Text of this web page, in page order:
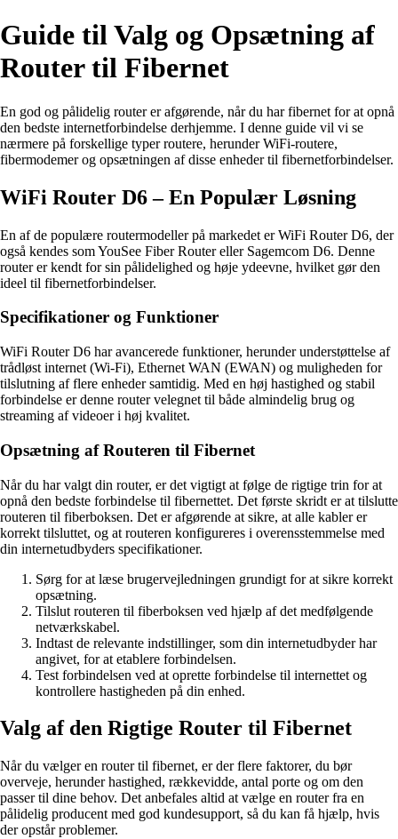
Guide til Valg og Opsætning af
Router til Fibernet
En god og pålidelig router er afgørende, når du har fibernet for at opnå
den bedste internetforbindelse derhjemme. I denne guide vil vi se
nærmere på forskellige typer routere, herunder WiFi-routere,
fibermodemer og opsætningen af disse enheder til fibernetforbindelser.
WiFi Router D6 – En Populær Løsning
En af de populære routermodeller på markedet er WiFi Router D6, der
også kendes som YouSee Fiber Router eller Sagemcom D6. Denne
router er kendt for sin pålidelighed og høje ydeevne, hvilket gør den
ideel til fibernetforbindelser.
Specifikationer og Funktioner
WiFi Router D6 har avancerede funktioner, herunder understøttelse af
trådløst internet (Wi-Fi), Ethernet WAN (EWAN) og muligheden for
tilslutning af flere enheder samtidig. Med en høj hastighed og stabil
forbindelse er denne router velegnet til både almindelig brug og
streaming af videoer i høj kvalitet.
Opsætning af Routeren til Fibernet
Når du har valgt din router, er det vigtigt at følge de rigtige trin for at
opnå den bedste forbindelse til fibernettet. Det første skridt er at tilslutte
routeren til fiberboksen. Det er afgørende at sikre, at alle kabler er
korrekt tilsluttet, og at routeren konfigureres i overensstemmelse med
din internetudbyders specifikationer.
Sørg for at læse brugervejledningen grundigt for at sikre korrekt
opsætning.
Tilslut routeren til fiberboksen ved hjælp af det medfølgende
netværkskabel.
Indtast de relevante indstillinger, som din internetudbyder har
angivet, for at etablere forbindelsen.
Test forbindelsen ved at oprette forbindelse til internettet og
kontrollere hastigheden på din enhed.
Valg af den Rigtige Router til Fibernet
Når du vælger en router til fibernet, er der flere faktorer, du bør
overveje, herunder hastighed, rækkevidde, antal porte og om den
passer til dine behov. Det anbefales altid at vælge en router fra en
pålidelig producent med god kundesupport, så du kan få hjælp, hvis
der opstår problemer.